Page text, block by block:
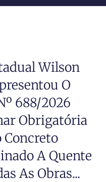
Wilson
O
688/2026
Obrigatória
Concreto
A Quente
As Obras...